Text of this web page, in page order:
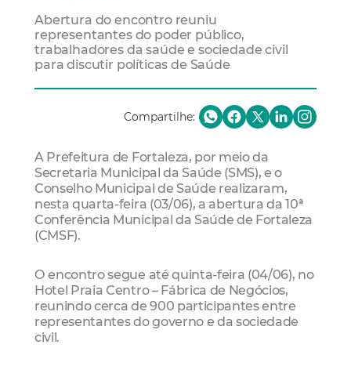
Abertura do encontro reuniu
representantes do poder público,
trabalhadores da saúde e sociedade civil
para discutir políticas de Saúde
Compartilhe:
A Prefeitura de Fortaleza, por meio da
Secretaria Municipal da Saúde (SMS), e o
Conselho Municipal de Saúde realizaram,
nesta quarta-feira (03/06), a abertura da 10ª
Conferência Municipal da Saúde de Fortaleza
(CMSF).
O encontro segue até quinta-feira (04/06), no
Hotel Praia Centro – Fábrica de Negócios,
reunindo cerca de 900 participantes entre
representantes do governo e da sociedade
civil.